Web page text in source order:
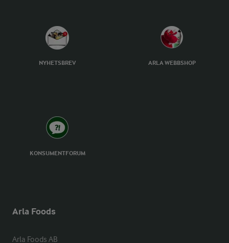
NYHETSBREV ARLA WEBBSHOP
KONSUMENTFORUM
Arla Foods
Arla Foods AB